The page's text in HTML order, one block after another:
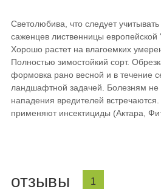
Светолюбива, что следует
саженцев лиственницы
Хорошо растет на влагоемких
Полностью зимостойкий сорт.
формовка рано весной и в течение
ландшафтной задачей. Болезням не
нападения вредителей
применяют инсектициды (Актара,
отзывы 1